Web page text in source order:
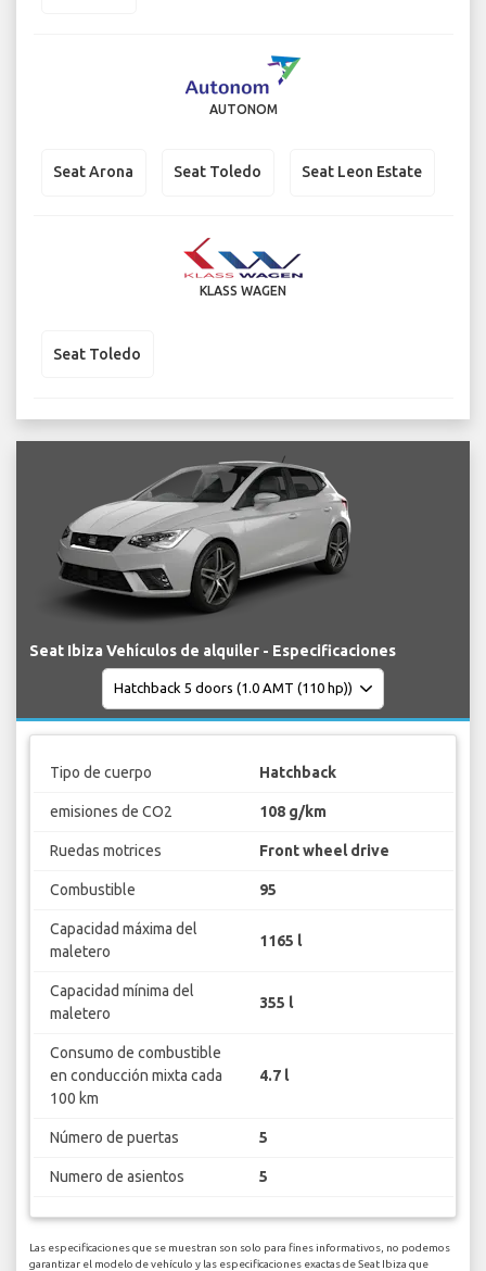
AUTONOM
Seat Arona Seat Toledo Seat Leon Estate
KLASS WAGEN
Seat Toledo
Seat Ibiza Vehículos de alquiler - Especificaciones
Tipo de cuerpo Hatchback
emisiones de CO2 108 g/km
Ruedas motrices Front wheel drive
Combustible 95
Capacidad máxima del
maletero
1165 l
Capacidad mínima del
maletero
355 l
Consumo de combustible
en conducción mixta cada
100 km
4.7 l
Número de puertas 5
Numero de asientos 5
Las especificaciones que se muestran son solo para fines informativos, no podemos
garantizar el modelo de vehículo y las especificaciones exactas de Seat Ibiza que